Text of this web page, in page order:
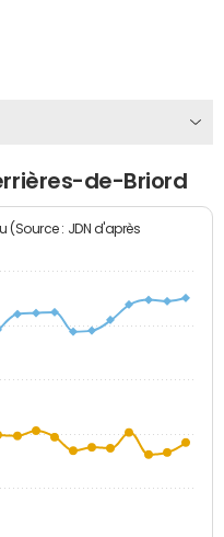
de-Briord
(Source : JDN d'après